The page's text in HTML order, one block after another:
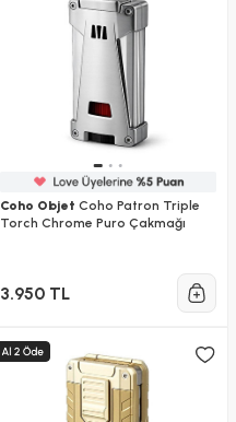
Coho Objet Coho Patron Triple
Torch Chrome Puro Çakmağı
3.950 TL